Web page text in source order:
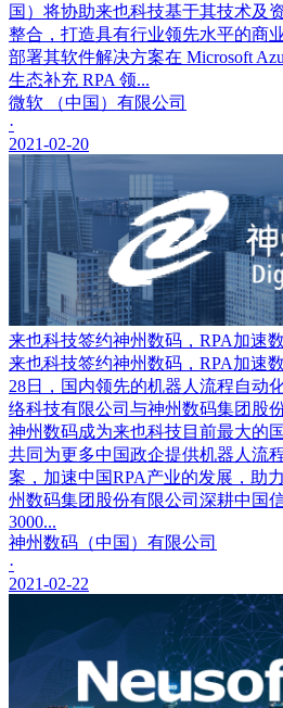
国）将协助来也科技基于其技术及
整合，打造具有行业领先水平的商
部署其软件解决方案在 Microsoft
生态补充 RPA 领...
微软 （中国）有限公司
·
2021-02-20
来也科技签约神州数码，RPA加速
来也科技签约神州数码，RPA加速
28日，国内领先的机器人流程自动
络科技有限公司与神州数码集团股
神州数码成为来也科技目前最大的
共同为更多中国政企提供机器人流
案，加速中国RPA产业的发展，助
州数码集团股份有限公司深耕中国
3000...
神州数码（中国）有限公司
·
2021-02-22